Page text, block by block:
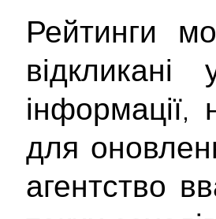
Рейтинги
інформації,
для
агентство